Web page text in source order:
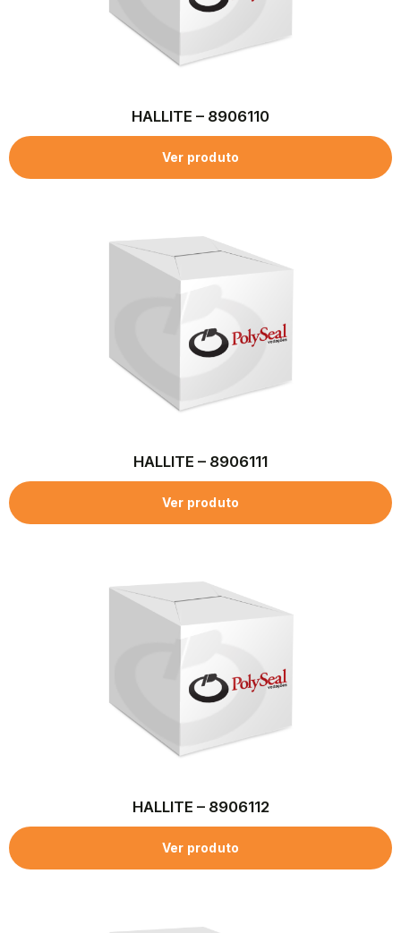
HALLITE – 8906110
Ver produto
HALLITE – 8906111
Ver produto
HALLITE – 8906112
Ver produto